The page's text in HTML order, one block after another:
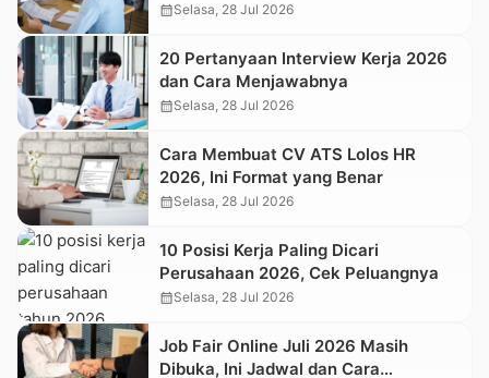
calendar_monthSelasa, 28 Jul 2026
20 Pertanyaan Interview Kerja 2026
dan Cara Menjawabnya
calendar_monthSelasa, 28 Jul 2026
Cara Membuat CV ATS Lolos HR
2026, Ini Format yang Benar
calendar_monthSelasa, 28 Jul 2026
10 Posisi Kerja Paling Dicari
Perusahaan 2026, Cek Peluangnya
calendar_monthSelasa, 28 Jul 2026
Job Fair Online Juli 2026 Masih
Dibuka, Ini Jadwal dan Cara